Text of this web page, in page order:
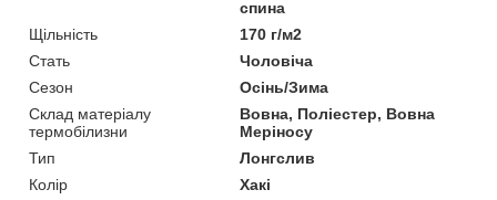
спина
Щільність
170 г/м2
Стать
Чоловіча
Сезон
Осінь/Зима
Склад матеріалу
термобілизни
Вовна, Поліестер, Вовна
Меріносу
Тип
Лонгслив
Колір
Хакі